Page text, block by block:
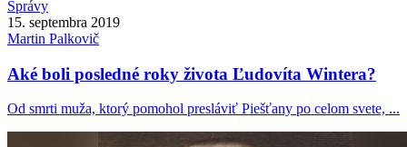
Správy
15. septembra 2019
Martin Palkovič
Aké boli posledné roky života Ľudovíta Wintera?
Od smrti muža, ktorý pomohol presláviť Piešťany po celom svete, ...